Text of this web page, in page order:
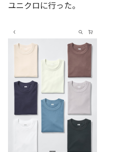
ユニクロに行った。